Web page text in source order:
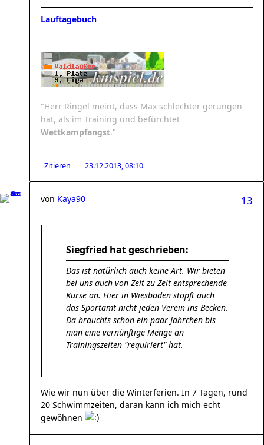
Lauftagebuch
"Herr Ringel meint, dass Max schlechter gerungen
hat, als im Training und befürchtet
Wettkampfangst."
Zitieren 23.12.2013, 08:10
13
von Kaya90
Siegfried hat geschrieben:
Das ist natürlich auch keine Art. Wir bieten
bei uns auch von Zeit zu Zeit entsprechende
Kurse an. Hier in Wiesbaden stopft auch
das Sportamt nicht jeden Verein ins Becken.
Da brauchts schon ein paar Jährchen bis
man eine vernünftige Menge an
Trainingszeiten "requiriert" hat.
Wie wir nun über die Winterferien. In 7 Tagen, rund
20 Schwimmzeiten, daran kann ich mich echt
gewöhnen